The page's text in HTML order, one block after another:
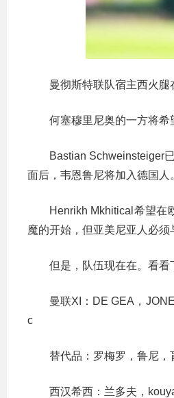
曼彻斯特联队宿主西火
何塞穆里尼奥的一方将
Bastian Schweinsteiger
面后，韦恩鲁尼将加入德国人
Henrikh Mkhitical希望在
魔的开始，但亚美尼亚人必
但是，队伍现在在。看看
曼联XI：DE GEA，
c
替代品：罗梅罗，鲁尼
西汉希西：兰多夫，